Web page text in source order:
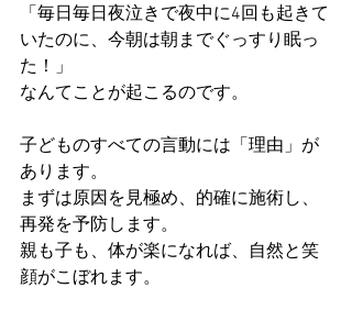
「毎日毎日夜泣きで夜中に4回も起きて
いたのに、今朝は朝までぐっすり眠っ
た！」
なんてことが起こるのです。
子どものすべての言動には「理由」が
あります。
まずは原因を見極め、的確に施術し、
再発を予防します。
親も子も、体が楽になれば、自然と笑
顔がこぼれます。